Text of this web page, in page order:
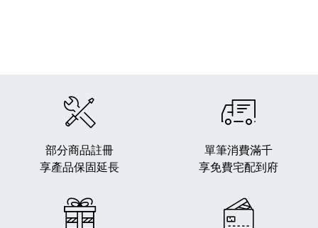
部分商品註冊
享產品保固延長
單筆消費滿千
享免費宅配到府